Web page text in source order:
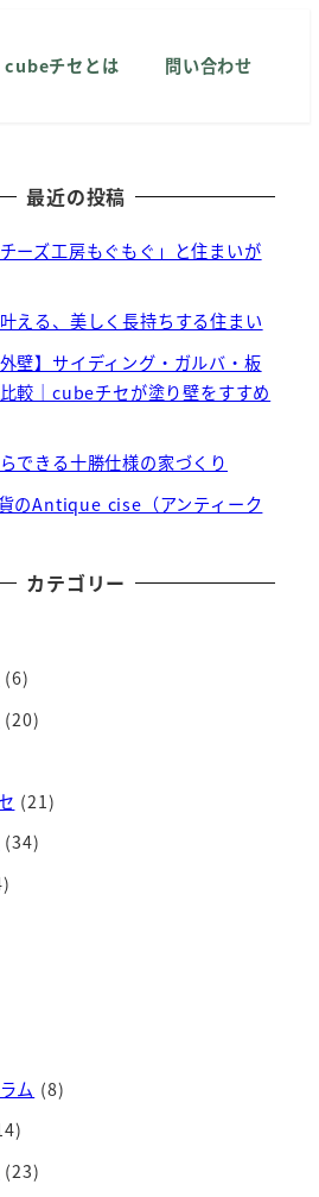
cubeチセとは 問い合わせ
最近の投稿
ーズ工房もぐもぐ」と住まいが
える、美しく長持ちする住まい
壁】サイディング・ガルバ・板
較｜cubeチセが塗り壁をすすめ
できる十勝仕様の家づくり
のAntique cise（アンティーク
カテゴリー
(6)
(20)
(21)
(34)
ム (8)
(23)